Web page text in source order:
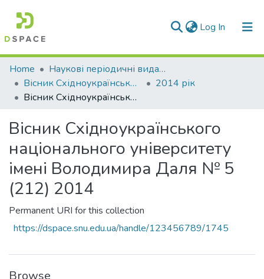
Log In (current)
Communities & Collections
All of DSpace
Home
Наукові періодичні видання СНУ ім. В. Даля
Вісник Східноукраїнського національного університету імені В. Даля
2014 рік
Вісник Східноукраїнського національного університету імені Володимира Даля № 5 (212) 2014
Вісник Східноукраїнського
національного університету
імені Володимира Даля № 5
(212) 2014
Permanent URI for this collection
https://dspace.snu.edu.ua/handle/123456789/1745
Browse